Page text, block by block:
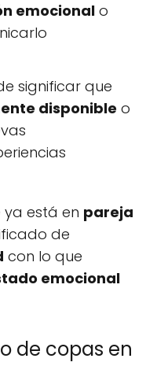
emocionalo
significar que
disponible o
ya está en pareja
de
con lo que
emocional
de copas en